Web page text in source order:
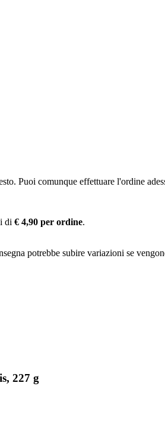
Puoi comunque effettuare l'ordine
di € 4,90 per ordine.
potrebbe subire variazioni se
227 g